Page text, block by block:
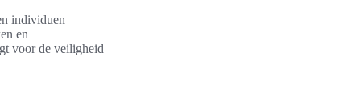
individuen
en
voor de veiligheid